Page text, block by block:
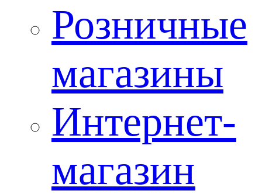
Розничные
магазины
Интернет-
магазин